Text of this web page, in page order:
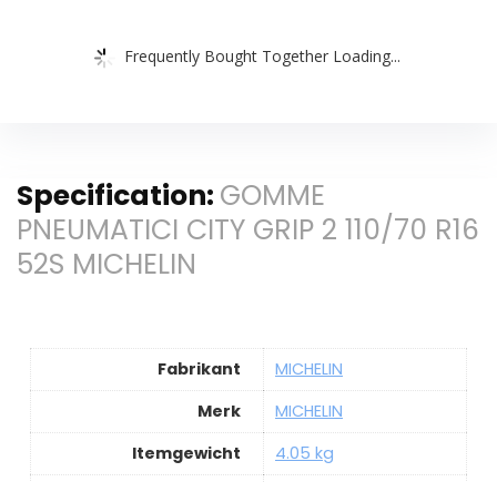
Frequently Bought Together Loading...
Specification: GOMME
PNEUMATICI CITY GRIP 2 110/70 R16
52S MICHELIN
Fabrikant
MICHELIN
Merk
MICHELIN
Itemgewicht
4.05 kg